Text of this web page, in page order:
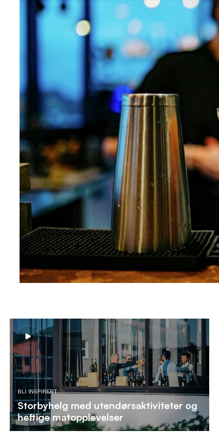
Play
video
BLI INSPIRERT
Storbyhelg med utendørsaktiviteter og
heftige matopplevelser